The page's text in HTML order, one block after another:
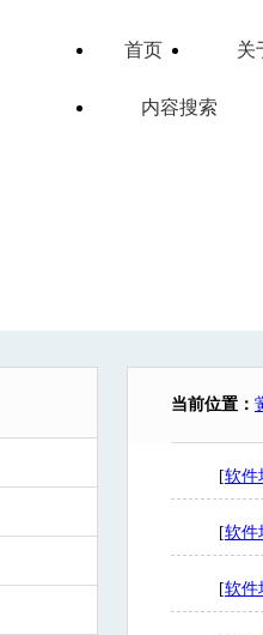
首页 关
内容搜索
当前位置：
[软件
[软件
[软件